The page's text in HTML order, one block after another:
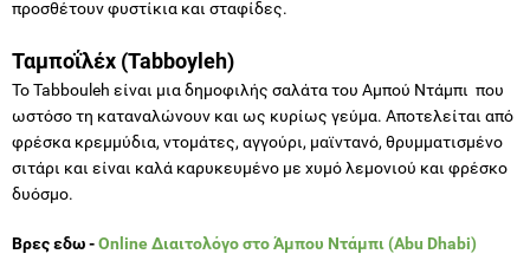
προσθέτουν φυστίκια και σταφίδες.
Ταμποΐλέχ (Tabboyleh)
Το Tabbouleh είναι μια δημοφιλής σαλάτα του Αμπού Ντάμπι που
ωστόσο τη καταναλώνουν και ως κυρίως γεύμα. Αποτελείται από
φρέσκα κρεμμύδια, ντομάτες, αγγούρι, μαϊντανό, θρυμματισμένο
σιτάρι και είναι καλά καρυκευμένο με χυμό λεμονιού και φρέσκο
δυόσμο.
Βρες εδω -Online Διαιτολόγο στο Άμπου Ντάμπι (Abu Dhabi)